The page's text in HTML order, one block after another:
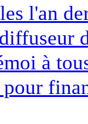
l'an
à